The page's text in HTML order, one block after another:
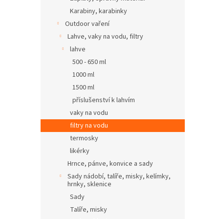
Karabiny, karabinky
Outdoor vaření
Lahve, vaky na vodu, filtry
lahve
500 - 650 ml
1000 ml
1500 ml
příslušenství k lahvím
vaky na vodu
filtry na vodu
termosky
likérky
Hrnce, pánve, konvice a sady
Sady nádobí, talíře, misky, kelímky,
hrnky, sklenice
Sady
Talíře, misky